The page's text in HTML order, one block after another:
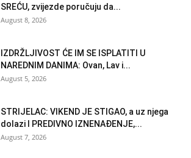
SREĆU, zvijezde poručuju da...
August 8, 2026
IZDRŽLJIVOST ĆE IM SE ISPLATITI U
NAREDNIM DANIMA: Ovan, Lav i...
August 5, 2026
STRIJELAC: VIKEND JE STIGAO, a uz njega
dolazi I PREDIVNO IZNENAĐENJE,...
August 7, 2026